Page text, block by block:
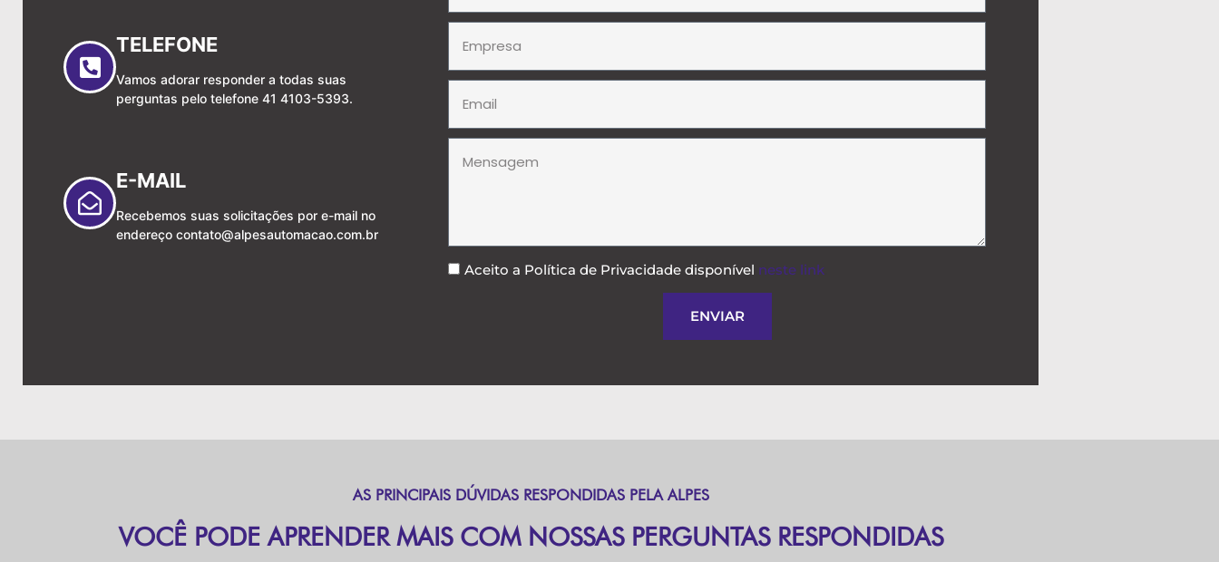
TELEFONE
Vamos adorar responder a todas suas
perguntas pelo telefone 41 4103-5393.
E-MAIL
Recebemos suas solicitações por e-mail no
endereço contato@alpesautomacao.com.br
Aceito a Política de Privacidade disponível neste link
ENVIAR
AS PRINCIPAIS DÚVIDAS RESPONDIDAS PELA ALPES
VOCÊ PODE APRENDER MAIS COM NOSSAS PERGUNTAS RESPONDIDAS